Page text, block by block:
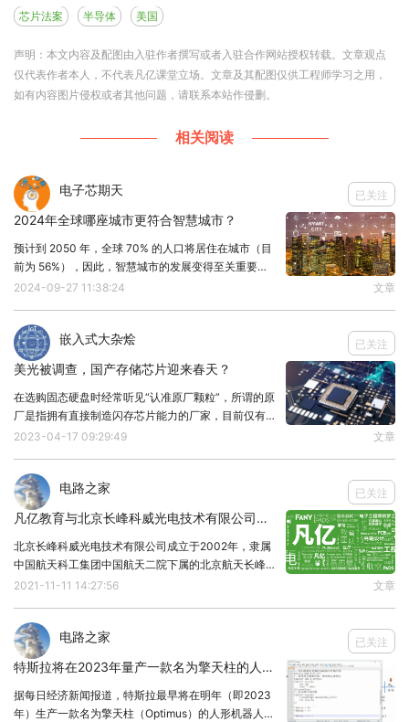
行业进行持续投资，呼吁美国推出“ChIPS 2”，以便
理器的需求。
是考虑到人工智能技术不断增长的计算需求，并分享
雷蒙多表示，人工智能应用所需的芯片数量惊人，同
时人工智能处理器的过剩将使更多企业能够采用人工
智能，这将成为美国的竞争优势。
“我怀疑，如果我们想引领世界，就必须持续投资
道。
据了解，《芯片法案》将为美国本土半导体行业提供
约527亿美元的政府补贴，其中将由390亿美元直接
补贴，用于补贴先进制程晶圆厂的兴建，另外美国还
提供750亿美元贷款和担保支持。
虽然该补贴看起来不少，但根据后续公布信息不难发
现，一座尖端制程晶圆厂建设成本已超200亿美元，
然而英特尔、台积电、三星、格芯、美光等诸多大厂
已宣布在美国建厂，因此出现了“僧多粥少”局面。
而且更不要提还有诸多中小型制造厂商，早在2023
年8月，美国已收到460多家公司的芯片项目补贴申
请意向书。
根据美国政府公布的芯片补贴厂商，英特尔、台积
芯片法案 半导体 美国
声明：本文内容及配图由入驻作者撰写或者入驻合作网站授权转载。文章观点
仅代表作者本人，不代表凡亿课堂立场。文章及其配图仅供工程师学习之用，
如有内容图片侵权或者其他问题，请联系本站作侵删。
相关阅读
电子芯期天 已关注
2024年全球哪座城市更符合智慧城市？
预计到 2050 年，全球 70% 的人口将居住在城市（目
前为 56%），因此，智慧城市的发展变得至关重要。
什么是智慧城市？智慧城市可以定义为相互联系的复杂
如公共和私人交通、水和能源资源的有效
2024-09-27 11:38:24 文章
嵌入式大杂烩 已关注
美光被调查，国产存储芯片迎来春天？
在选购固态硬盘时经常听见“认准原厂颗粒”，所谓的原
厂是指拥有直接制造闪存芯片能力的厂家，目前仅有三
星、美光、铠侠、闪迪、SK海力士、英特尔、长江存
手，也就是美光。因此如何击败美光拿下闪存市场份
2023-04-17 09:29:49 文章
电路之家 已关注
凡亿教育与北京长峰科威光电技术有限公司成人才输送战略协议-助力电子人才发展
北京长峰科威光电技术有限公司成立于2002年，隶属
中国航天科工集团中国航天二院下属的北京航天长峰股
份有限公司，公司主营业务为红外成像高科技创新产品
外技术服务和技术支持的一个平台。
2021-11-11 14:27:56 文章
电路之家 已关注
特斯拉将在2023年量产一款名为擎天柱的人形机器人
据每日经济新闻报道，特斯拉最早将在明年（即2023
年）生产一款名为擎天柱（Optimus）的人形机器人。